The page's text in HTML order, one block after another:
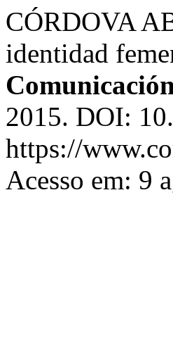
CÓRDOVA
identidad
2015. DOI:
https://
Acesso em: 9